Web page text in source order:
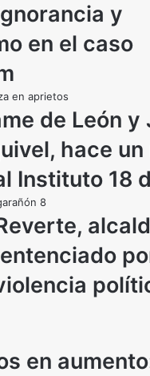
y
en el caso
de León y
hace un
Instituto 18
en